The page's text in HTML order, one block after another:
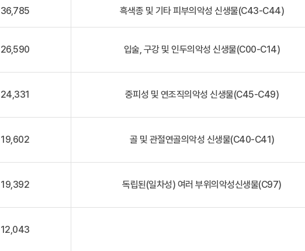
36,785 흑색종 및 기타 피부의악성 신생물(C43-C44)
26,590 입술, 구강 및 인두의악성 신생물(C00-C14)
24,331 중피성 및 연조직의악성 신생물(C45-C49)
19,602 골 및 관절연골의악성 신생물(C40-C41)
19,392 독립된(일차성) 여러 부위의악성신생물(C97)
12,043